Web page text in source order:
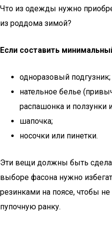
Что из одежды нужно
из роддома зимой?
Если составить
одноразовый подгузник;
нательное белье
распашонка и ползунки
шапочка;
носочки или пинетки.
Эти вещи должны быть
выборе фасона нужно
резинками на поясе, чтобы
пупочную ранку.